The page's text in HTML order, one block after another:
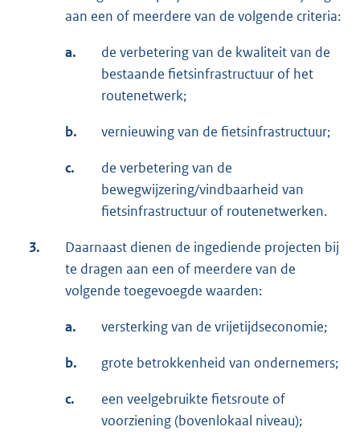
aan een of meerdere van de volgende criteria:
a.
de verbetering van de kwaliteit van de
bestaande fietsinfrastructuur of het
routenetwerk;
b. vernieuwing van de fietsinfrastructuur;
c.
de verbetering van de
bewegwijzering/vindbaarheid van
fietsinfrastructuur of routenetwerken.
3.
Daarnaast dienen de ingediende projecten bij
te dragen aan een of meerdere van de
volgende toegevoegde waarden:
a. versterking van de vrijetijdseconomie;
b. grote betrokkenheid van ondernemers;
c.
een veelgebruikte fietsroute of
voorziening (bovenlokaal niveau);